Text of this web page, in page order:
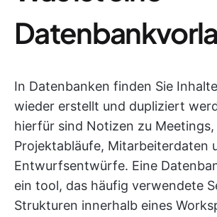
In Datenbanken finden Sie
wieder erstellt und dupliziert
hierfür sind Notizen zu Meetings,
Projektabläufe, Mitarbeiterdaten
Entwurfsentwürfe. Eine
ein tool, das häufig verwendete
Strukturen innerhalb eines